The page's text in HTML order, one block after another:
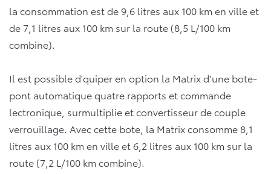
la consommation est de 9,6 litres aux 100 km en ville et
de 7,1 litres aux 100 km sur la route (8,5 L/100 km
combine).
Il est possible d'quiper en option la Matrix d’une bote-
pont automatique quatre rapports et commande
lectronique, surmultiplie et convertisseur de couple
verrouillage. Avec cette bote, la Matrix consomme 8,1
litres aux 100 km en ville et 6,2 litres aux 100 km sur la
route (7,2 L/100 km combine).